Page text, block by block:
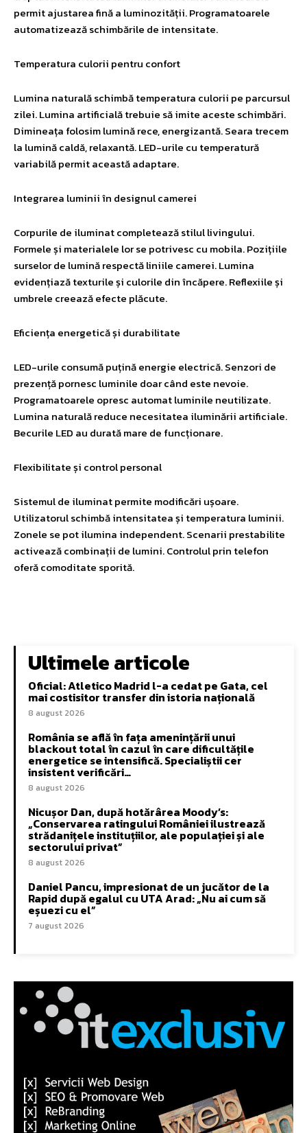
permit ajustarea fină a luminozității. Programatoarele
automatizează schimbările de intensitate.
Temperatura culorii pentru confort
Lumina naturală schimbă temperatura culorii pe parcursul
zilei. Lumina artificială trebuie să imite aceste schimbări.
Dimineața folosim lumină rece, energizantă. Seara trecem
la lumină caldă, relaxantă. LED-urile cu temperatură
variabilă permit această adaptare.
Integrarea luminii în designul camerei
Corpurile de iluminat completează stilul livingului.
Formele și materialele lor se potrivesc cu mobila. Pozițiile
surselor de lumină respectă liniile camerei. Lumina
evidențiază texturile și culorile din încăpere. Reflexiile și
umbrele creează efecte plăcute.
Eficiența energetică și durabilitate
LED-urile consumă puțină energie electrică. Senzori de
prezență pornesc luminile doar când este nevoie.
Programatoarele opresc automat luminile neutilizate.
Lumina naturală reduce necesitatea iluminării artificiale.
Becurile LED au durată mare de funcționare.
Flexibilitate și control personal
Sistemul de iluminat permite modificări ușoare.
Utilizatorul schimbă intensitatea și temperatura luminii.
Zonele se pot ilumina independent. Scenarii prestabilite
activează combinații de lumini. Controlul prin telefon
oferă comoditate sporită.
Ultimele articole
Oficial: Atletico Madrid l-a cedat pe Gata, cel
mai costisitor transfer din istoria națională
8 august 2026
România se află în fața amenințării unui
blackout total în cazul în care dificultățile
energetice se intensifică. Specialiștii cer
insistent verificări…
8 august 2026
Nicușor Dan, după hotărârea Moody’s:
„Conservarea ratingului României ilustrează
strădanițele instituțiilor, ale populației și ale
sectorului privat”
8 august 2026
Daniel Pancu, impresionat de un jucător de la
Rapid după egalul cu UTA Arad: „Nu ai cum să
eșuezi cu el”
7 august 2026